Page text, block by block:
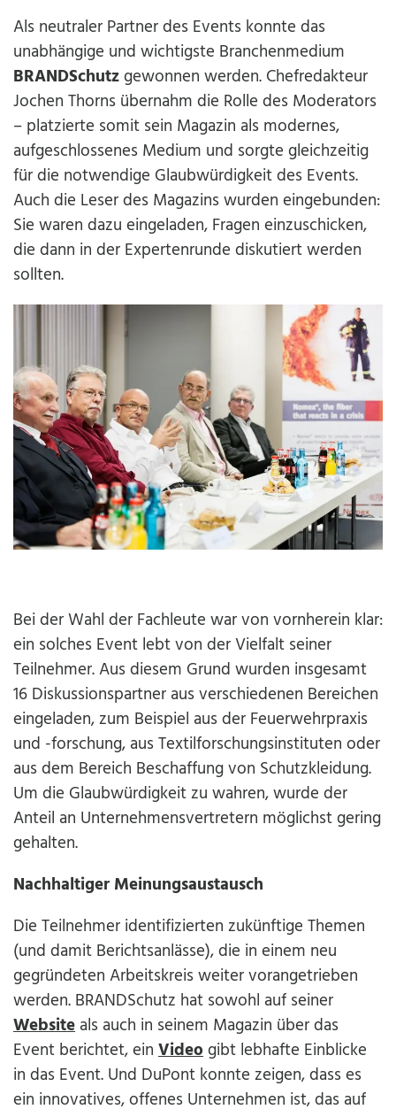
Als neutraler Partner des Events konnte das
unabhängige und wichtigste Branchenmedium
BRANDSchutzgewonnen werden. Chefredakteur
Jochen Thorns übernahm die Rolle des Moderators
– platzierte somit sein Magazin als modernes,
aufgeschlossenes Medium und sorgte gleichzeitig
für die notwendige Glaubwürdigkeit des Events.
Auch die Leser des Magazins wurden eingebunden:
Sie waren dazu eingeladen, Fragen einzuschicken,
die dann in der Expertenrunde diskutiert werden
sollten.
Bei der Wahl der Fachleute war von vornherein klar:
ein solches Event lebt von der Vielfalt seiner
Teilnehmer. Aus diesem Grund wurden insgesamt
16 Diskussionspartner aus verschiedenen Bereichen
eingeladen, zum Beispiel aus der Feuerwehrpraxis
und -forschung, aus Textilforschungsinstituten oder
aus dem Bereich Beschaffung von Schutzkleidung.
Um die Glaubwürdigkeit zu wahren, wurde der
Anteil an Unternehmensvertretern möglichst gering
gehalten.
Nachhaltiger Meinungsaustausch
Die Teilnehmer identifizierten zukünftige Themen
(und damit Berichtsanlässe), die in einem neu
gegründeten Arbeitskreis weiter vorangetrieben
werden. BRANDSchutz hat sowohl auf seiner
Website als auch in seinem Magazin über das
Event berichtet, ein Videogibt lebhafte Einblicke
in das Event. Und DuPont konnte zeigen, dass es
ein innovatives, offenes Unternehmen ist, das auf